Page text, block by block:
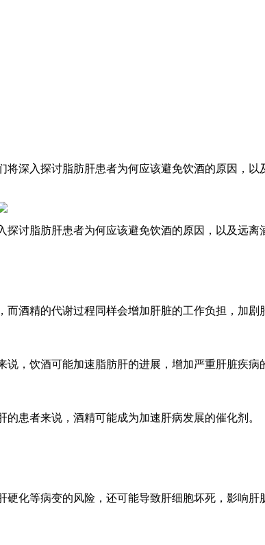
将深入探讨脂肪肝患者为何应该避免饮酒的原因
讨脂肪肝患者为何应该避免饮酒的原因，以及远离
精的代谢过程同样会增加肝脏的工作负担，加剧
饮酒可能加速脂肪肝的进展，增加严重肝脏疾病
患者来说，酒精可能成为加速肝病发展的催化剂。
等病变的风险，还可能导致肝细胞坏死，影响肝